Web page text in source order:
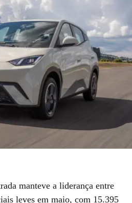
manteve a liderança entre
leves em maio, com 15.395